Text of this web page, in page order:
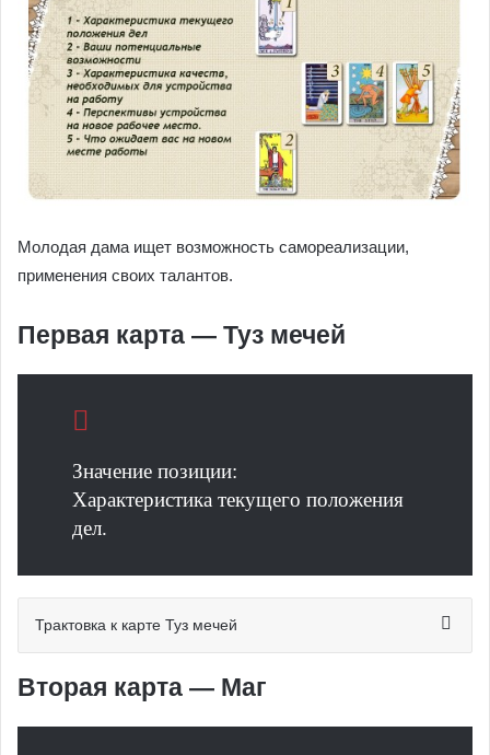
Молодая дама ищет возможность самореализации,
применения своих талантов.
Первая карта — Туз мечей
Значение позиции:
Характеристика текущего положения
дел.
Трактовка к карте Туз мечей
Вторая карта — Маг